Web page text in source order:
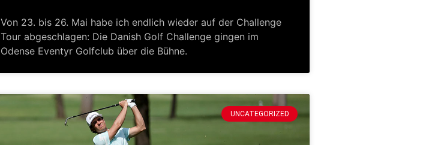
Von 23. bis 26. Mai habe ich endlich wieder auf der Challenge
Tour abgeschlagen: Die Danish Golf Challenge gingen im
Odense Eventyr Golfclub über die Bühne.
UNCATEGORIZED